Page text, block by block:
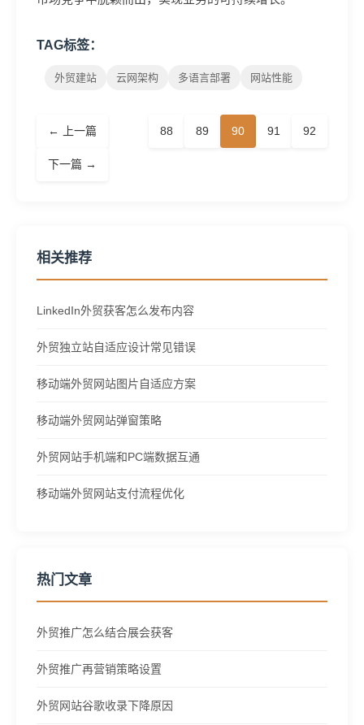
TAG标签：
外贸建站 云网架构 多语言部署 网站性能
← 上一篇 88 89 90 91 92
下一篇 →
相关推荐
LinkedIn外贸获客怎么发布内容
外贸独立站自适应设计常见错误
移动端外贸网站图片自适应方案
移动端外贸网站弹窗策略
外贸网站手机端和PC端数据互通
移动端外贸网站支付流程优化
热门文章
外贸推广怎么结合展会获客
外贸推广再营销策略设置
外贸网站谷歌收录下降原因